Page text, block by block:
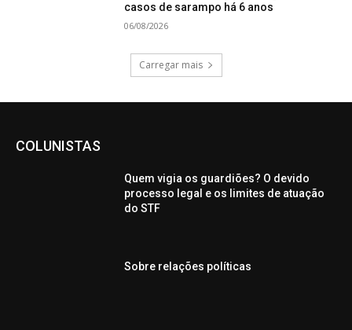
casos de sarampo há 6 anos
06/08/2026
Carregar mais
COLUNISTAS
Quem vigia os guardiões? O devido
processo legal e os limites de atuação
do STF
Sobre relações políticas